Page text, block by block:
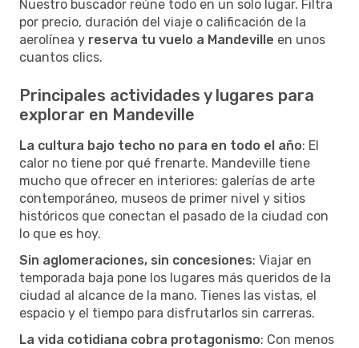
Nuestro buscador reúne todo en un solo lugar. Filtra
por precio, duración del viaje o calificación de la
aerolínea y reserva tu vuelo a Mandeville en unos
cuantos clics.
Principales actividades y lugares para
explorar en Mandeville
La cultura bajo techo no para en todo el año: El
calor no tiene por qué frenarte. Mandeville tiene
mucho que ofrecer en interiores: galerías de arte
contemporáneo, museos de primer nivel y sitios
históricos que conectan el pasado de la ciudad con
lo que es hoy.
Sin aglomeraciones, sin concesiones: Viajar en
temporada baja pone los lugares más queridos de la
ciudad al alcance de la mano. Tienes las vistas, el
espacio y el tiempo para disfrutarlos sin carreras.
La vida cotidiana cobra protagonismo: Con menos